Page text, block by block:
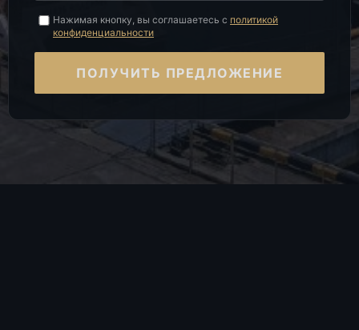
Нажимая кнопку, вы соглашаетесь с политикой
конфиденциальности
ПОЛУЧИТЬ ПРЕДЛОЖЕНИЕ